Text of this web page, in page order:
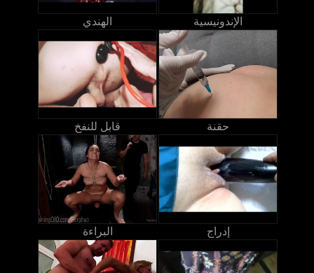
الهندي الإندونيسية
قابل للنفخ حقنة
البراءة إدراج